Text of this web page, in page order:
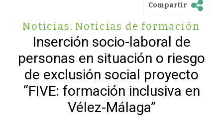
Compartir
Noticias, Noticias de formación
Inserción socio-laboral de
personas en situación o riesgo
de exclusión social proyecto
“FIVE: formación inclusiva en
Vélez-Málaga”